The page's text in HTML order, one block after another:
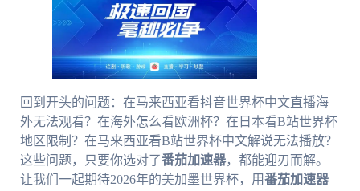
回到开头的问题：在马来西亚看抖音世界杯中文直播海
外无法观看？在海外怎么看欧洲杯？在日本看B站世界杯
地区限制？在马来西亚看B站世界杯中文解说无法播放？
这些问题，只要你选对了番茄加速器，都能迎刃而解。
让我们一起期待2026年的美加墨世界杯，用番茄加速器